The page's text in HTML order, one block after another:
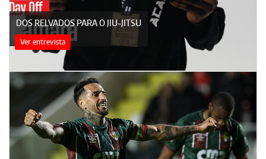
DOS RELVADOS PARA O JIU-JITSU
Ver entrevista